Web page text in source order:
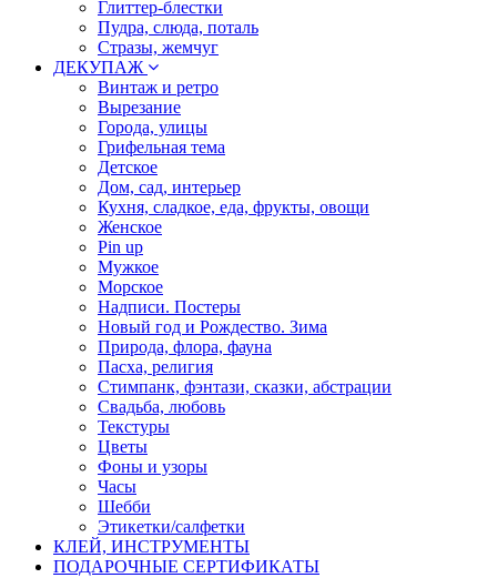
Глиттер-блестки
Пудра, слюда, поталь
Стразы, жемчуг
ДЕКУПАЖ
Винтаж и ретро
Вырезание
Города, улицы
Грифельная тема
Детское
Дом, сад, интерьер
Кухня, сладкое, еда, фрукты, овощи
Женское
Pin up
Мужкое
Морское
Надписи. Постеры
Новый год и Рождество. Зима
Природа, флора, фауна
Пасха, религия
Стимпанк, фэнтази, сказки, абстрации
Свадьба, любовь
Текстуры
Цветы
Фоны и узоры
Часы
Шебби
Этикетки/салфетки
КЛЕЙ, ИНСТРУМЕНТЫ
ПОДАРОЧНЫЕ СЕРТИФИКАТЫ